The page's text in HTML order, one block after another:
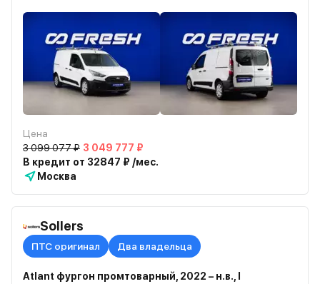
Цена
3 099 077 ₽ 3 049 777 ₽
В кредит от 32847 ₽ /мес.
Москва
Sollers
ПТС оригинал Два владельца
Atlant фургон промтоварный, 2022 – н.в., I